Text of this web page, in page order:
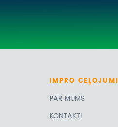
IMPRO CEĻOJUMI
PAR MUMS
KONTAKTI